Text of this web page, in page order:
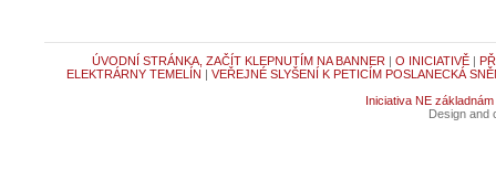
ÚVODNÍ STRÁNKA, ZAČÍT KLEPNUTÍM NA BANNER | O INICIATIVĚ|
ELEKTRÁRNY TEMELÍN | VEŘEJNÉ SLYŠENÍ K PETICÍM POSLANECKÁ
Iniciativa NE základnám
Design and